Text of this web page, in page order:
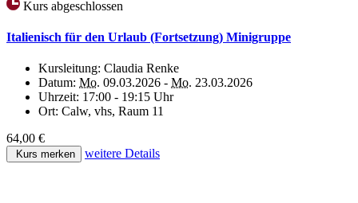
Kurs abgeschlossen
Italienisch für den Urlaub (Fortsetzung) Minigruppe
Kursleitung: Claudia Renke
Datum: Mo. 09.03.2026 - Mo. 23.03.2026
Uhrzeit: 17:00 - 19:15 Uhr
Ort: Calw, vhs, Raum 11
64,00 €
Kurs merken weitere Details